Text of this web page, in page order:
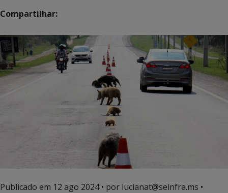
Compartilhar:
Publicado em 12 ago 2024• por lucianat@seinfra.ms •